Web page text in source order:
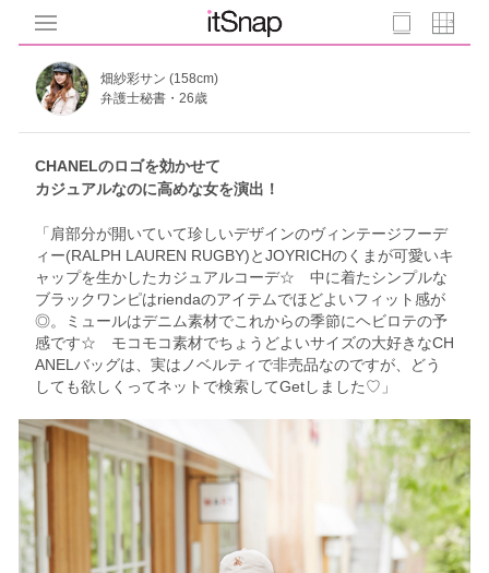
畑紗彩サン (158cm)
弁護士秘書・26歳
CHANELのロゴを効かせて
カジュアルなのに高めな女を演出！
「肩部分が開いていて珍しいデザインのヴィンテージフーデ
ィー(RALPH LAUREN RUGBY)とJOYRICHのくまが可愛いキ
ャップを生かしたカジュアルコーデ☆ 中に着たシンプルな
ブラックワンピはriendaのアイテムでほどよいフィット感が
◎。ミュールはデニム素材でこれからの季節にヘビロテの予
感です☆ モコモコ素材でちょうどよいサイズの大好きなCH
ANELバッグは、実はノベルティで非売品なのですが、どう
しても欲しくってネットで検索してGetしました♡」